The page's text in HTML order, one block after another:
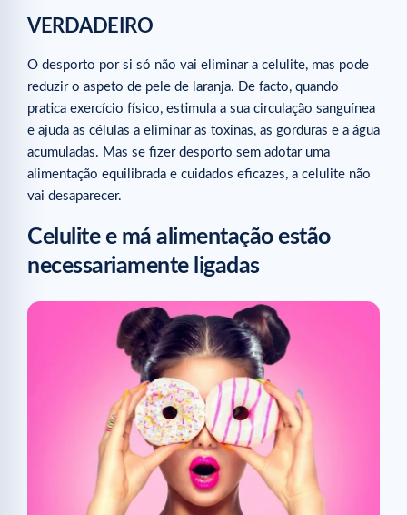
VERDADEIRO
O desporto por si só não vai eliminar a celulite, mas pode
reduzir o aspeto de pele de laranja. De facto, quando
pratica exercício físico, estimula a sua circulação sanguínea
e ajuda as células a eliminar as toxinas, as gorduras e a água
acumuladas. Mas se fizer desporto sem adotar uma
alimentação equilibrada e cuidados eficazes, a celulite não
vai desaparecer.
Celulite e má alimentação estão
necessariamente ligadas